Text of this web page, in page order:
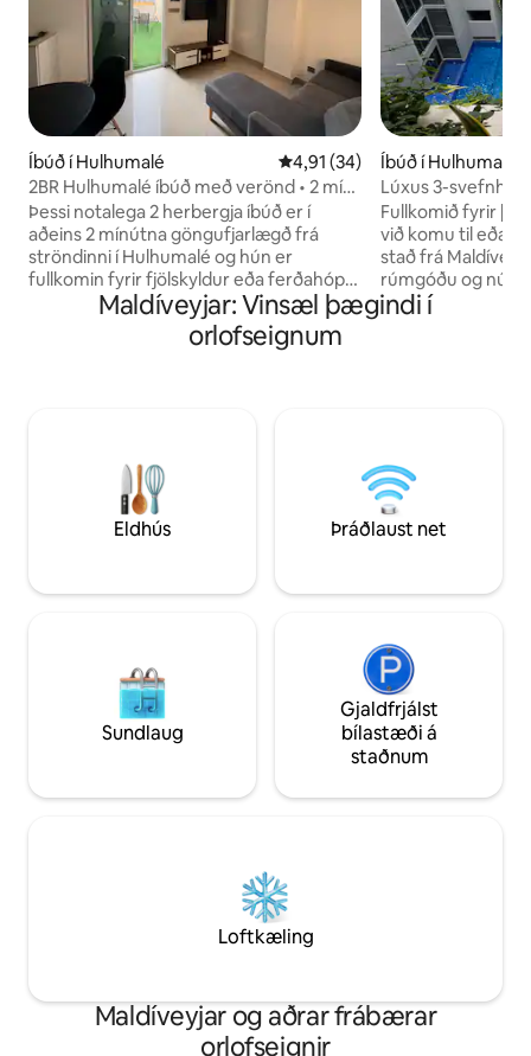
Íbúð í Hulhumalé 4,91 af 5 í meðaleinkunn, 34
4,91 (34)
2BR Hulhumalé íbúð með verönd • 2 mín.
göngufjarlægð frá ströndinni
Þessi notalega 2 herbergja íbúð er í
aðeins 2 mínútna göngufjarlægð frá
ströndinni í Hulhumalé og hún er
fullkomin fyrir fjölskyldur eða ferðahópa
sem samanstanda af allt að 5 gestum.
Bæði svefnherbergin eru með en-suite
baðherbergjum auk stofu og lítillar
flugvöllurinn aðeins í 10 mínútna fjarlægð
sem gerir þetta tilvalið fyrir millilendingar
og stuttar dvölir Húsgögn með
þægilegum rúmum, loftkælingu,
Íbúð í Hulhumalé
Lúxus 3-
Fullkomið fyrir þá
við komu til eða
stað frá Maldíveyjum. Slakaðu á í
rúmgóðu og
6 gesti (helst 2
höfn. Upplifðu Hulhumalé, sem er hluti
af Greater Male-
nútímalegri
Maldíveyjar: Vinsæl þægindi í
orlofseignum
Eldhús Þráðlaust net
Sundlaug
Gjaldfrjálst
bílastæði á
staðnum
Loftkæling
Maldíveyjar og aðrar frábærar
orlofseignir